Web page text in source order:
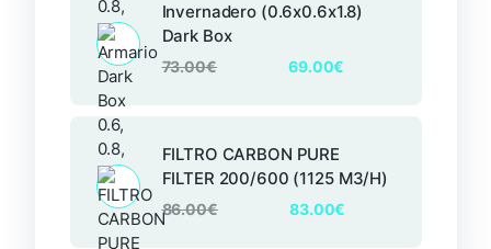
Invernadero (0.6x0.6x1.8)
Dark Box
73.00€ 69.00€
FILTRO CARBON PURE
FILTER 200/600 (1125 M3/H)
86.00€ 83.00€